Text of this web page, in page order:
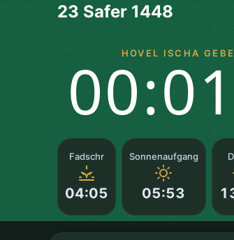
23 Safer 1448
HOVEL ISCHA
Fadschr
04:05
Sonnenaufgang
05:53